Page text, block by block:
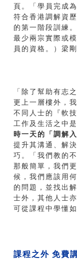
頁。「學員完成
符合香港調解資
的第一階段訓練
最少兩宗實際或
員的資格。）梁剛
「除了幫助有志
更上一層樓外，
不同人士的『軟
工作及生活之中
時一天的「調解
提升其溝通、解
巧。「我們教的
那般簡單，我們
候，我們應該用
的問題，並找出
士外，其他人士
可從課程中學懂
課程之外 免費